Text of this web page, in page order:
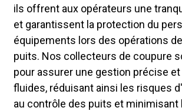
ils offrent aux opérateurs une
et garantissent la protection du
équipements lors des opérations
puits. Nos collecteurs de coupure
pour assurer une gestion précise
fluides, réduisant ainsi les risques
au contrôle des puits et minimisant